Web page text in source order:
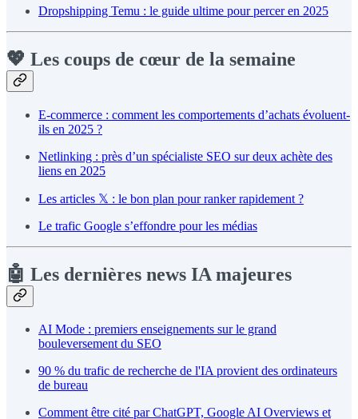
Dropshipping Temu : le guide ultime pour percer en 2025
💖 Les coups de cœur de la semaine
E-commerce : comment les comportements d’achats évoluent-
ils en 2025 ?
Netlinking : près d’un spécialiste SEO sur deux achète des
liens en 2025
Les articles 𝕏 : le bon plan pour ranker rapidement ?
Le trafic Google s’effondre pour les médias
🤖 Les dernières news IA majeures
AI Mode : premiers enseignements sur le grand
bouleversement du SEO
90 % du trafic de recherche de l'IA provient des ordinateurs
de bureau
Comment être cité par ChatGPT, Google AI Overviews et